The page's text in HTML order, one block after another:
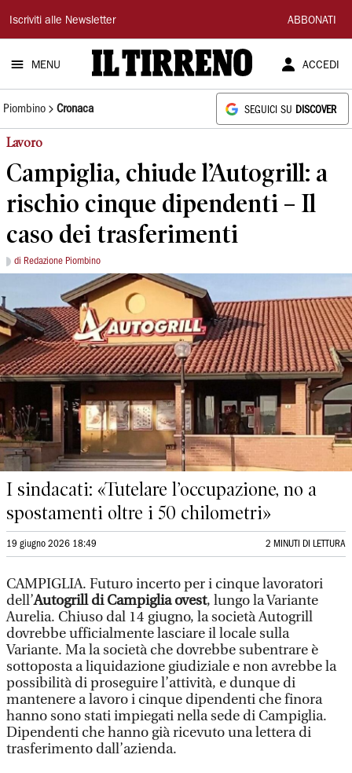
Il
Tirreno
Iscriviti alle Newsletter ABBONATI
MENU ACCEDI
Piombino Cronaca SEGUICI SU DISCOVER
Lavoro
Campiglia, chiude l’Autogrill: a
rischio cinque dipendenti – Il
caso dei trasferimenti
di Redazione Piombino
I sindacati: «Tutelare l’occupazione, no a
spostamenti oltre i 50 chilometri»
19 giugno 2026 18:49 2 MINUTI DI LETTURA
CAMPIGLIA. Futuro incerto per i cinque lavoratori
dell’Autogrill di Campiglia ovest, lungo la Variante
Aurelia. Chiuso dal 14 giugno, la società Autogrill
dovrebbe ufficialmente lasciare il locale sulla
Variante. Ma la società che dovrebbe subentrare è
sottoposta a liquidazione giudiziale e non avrebbe la
possibilità di proseguire l’attività, e dunque di
mantenere a lavoro i cinque dipendenti che finora
hanno sono stati impiegati nella sede di Campiglia.
Dipendenti che hanno già ricevuto una lettera di
trasferimento dall’azienda.